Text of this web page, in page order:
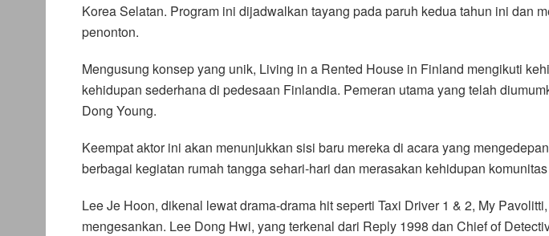
Korea Selatan. Program ini dijadwalkan tayang pada paruh kedua tahun ini dan
penonton.
Mengusung konsep yang unik, Living in a Rented House in Finland mengikuti
kehidupan sederhana di pedesaan Finlandia. Pemeran utama yang telah
Dong Young.
Keempat aktor ini akan menunjukkan sisi baru mereka di acara yang
berbagai kegiatan rumah tangga sehari-hari dan merasakan kehidupan
Lee Je Hoon, dikenal lewat drama-drama hit seperti Taxi Driver 1 & 2, My
mengesankan. Lee Dong Hwi, yang terkenal dari Reply 1998 dan Chief of